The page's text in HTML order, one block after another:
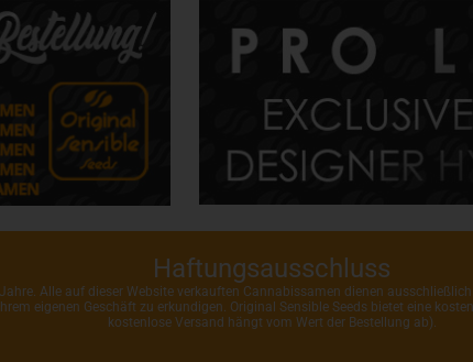
Haftungsausschluss
Alle auf dieser Website verkauften Cannabissamen dienen
eigenen Geschäft zu erkundigen. Original Sensible Seeds bietet eine
kostenlose Versand hängt vom Wert der Bestellung ab).